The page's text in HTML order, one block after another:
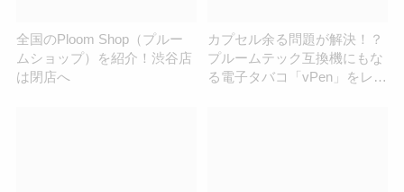
全国のPloom Shop（プルー
ムショップ）を紹介！渋谷店
は閉店へ
カプセル余る問題が解決！？
プルームテック互換機にもな
る電子タバコ「vPen」をレビ